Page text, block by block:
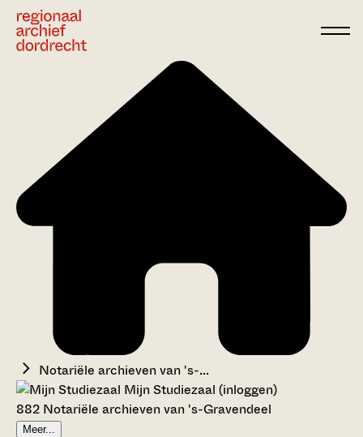
Notariële archieven van 's-...
Mijn Studiezaal (inloggen)
882 Notariële archieven van 's-Gravendeel
Meer...